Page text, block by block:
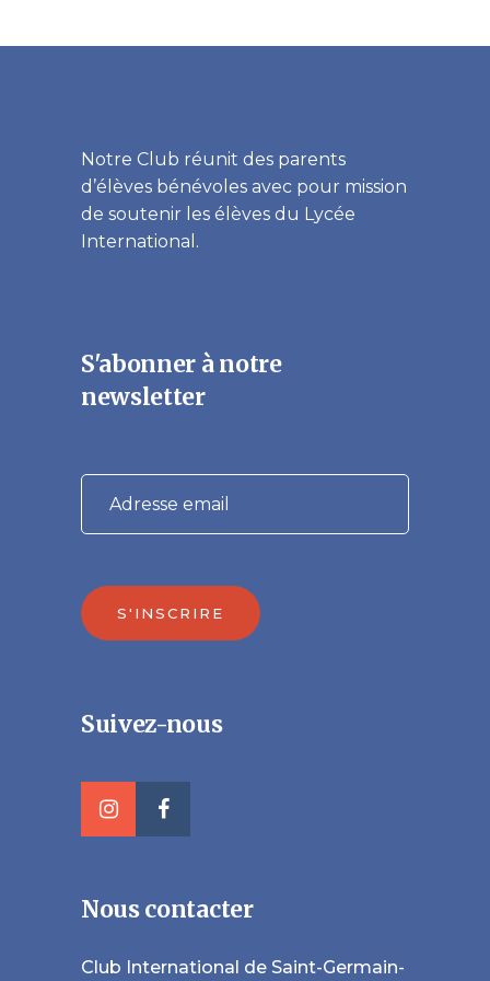
Notre Club réunit des parents
d’élèves bénévoles avec pour mission
de soutenir les élèves du Lycée
International.
S'abonner à notre
newsletter
S'INSCRIRE
Suivez-nous
Nous contacter
Club International de Saint-Germain-